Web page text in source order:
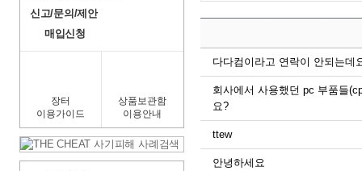
신고/문의/제안
매입신청
장터
이용가이드
상품보관함
이용안내
다다컴이라고 연락이 안되는데
회사에서 사용했던 pc 부품들
요?
ttew
안녕하세요